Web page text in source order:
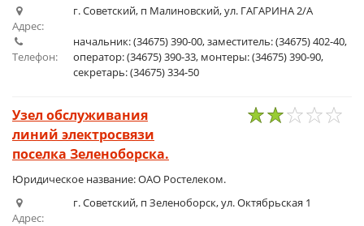
Адрес:
г. Советский, п Малиновский, ул. ГАГАРИНА 2/А
Телефон:
начальник: (34675) 390-00, заместитель: (34675) 402-40,
оператор: (34675) 390-33, монтеры: (34675) 390-90,
секретарь: (34675) 334-50
Узел обслуживания
линий электросвязи
поселка Зеленоборска.
Юридическое название: ОАО Ростелеком.
Адрес:
г. Советский, п Зеленоборск, ул. Октябрьская 1